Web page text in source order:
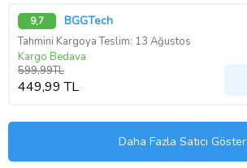
9,7 BGGTech
Tahmini Kargoya Teslim: 13 Ağustos
Kargo Bedava
599,99TL
449,99 TL
Daha Fazla Satıcı Göster